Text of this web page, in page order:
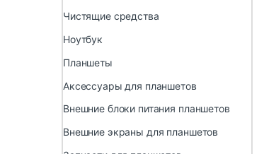
Чистящие средства
Ноутбук
Планшеты
Аксессуары для планшетов
Внешние блоки питания планшетов
Внешние экраны для планшетов